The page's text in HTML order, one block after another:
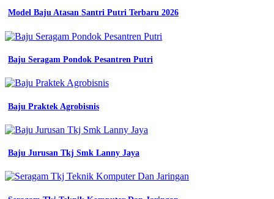
kemeja
seragam
biru
putih
karyawan
putih
kombinasi
jual
seragam
kerja
Baju
Seragam
Model Baju Atasan Santri Putri Terbaru 2026
Baju Seragam Pondok Pesantren Putri
Baju Praktek Agrobisnis
Baju Jurusan Tkj Smk Lanny Jaya